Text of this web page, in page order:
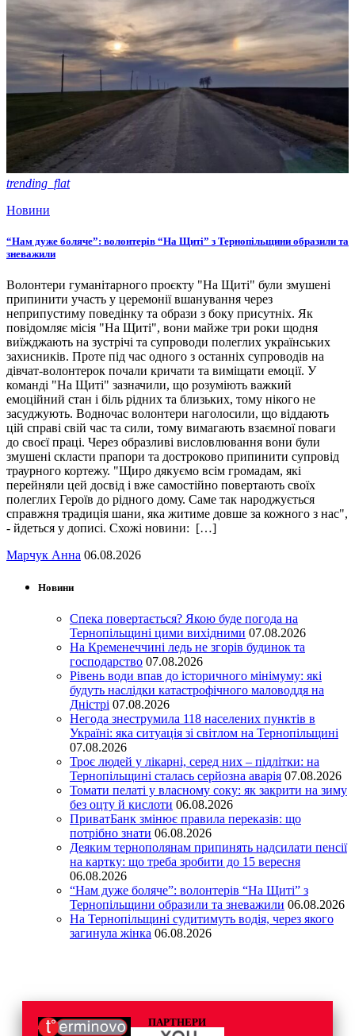
trending_flat
Новини
“Нам дуже боляче”: волонтерів “На Щиті” з Тернопільщини образили та
зневажили
Волонтери гуманітарного проєкту "На Щиті" були змушені
припинити участь у церемонії вшанування через
неприпустиму поведінку та образи з боку присутніх. Як
повідомляє місія "На Щиті", вони майже три роки щодня
виїжджають на зустрічі та супроводи полеглих українських
захисників. Проте під час одного з останніх супроводів на
дівчат-волонтерок почали кричати та виміщати емоції. У
команді "На Щиті" зазначили, що розуміють важкий
емоційний стан і біль рідних та близьких, тому нікого не
засуджують. Водночас волонтери наголосили, що віддають
цій справі свій час та сили, тому вимагають взаємної поваги
до своєї праці. Через образливі висловлювання вони були
змушені скласти прапори та достроково припинити супровід
траурного кортежу. "Щиро дякуємо всім громадам, які
перейняли цей досвід і вже самостійно повертають своїх
полеглих Героїв до рідного дому. Саме так народжується
справжня традиція шани, яка житиме довше за кожного з нас",
- йдеться у дописі. Схожі новини: […]
Марчук Анна 06.08.2026
Новини
Спека повертається? Якою буде погода на
Тернопільщині цими вихідними 07.08.2026
На Кременеччині ледь не згорів будинок та
господарство 07.08.2026
Рівень води впав до історичного мінімуму: які
будуть наслідки катастрофічного маловоддя на
Дністрі 07.08.2026
Негода знеструмила 118 населених пунктів в
Україні: яка ситуація зі світлом на Тернопільщині
07.08.2026
Троє людей у лікарні, серед них – підлітки: на
Тернопільщині сталась серйозна аварія 07.08.2026
Томати пелаті у власному соку: як закрити на зиму
без оцту й кислоти 06.08.2026
ПриватБанк змінює правила переказів: що
потрібно знати 06.08.2026
Деяким тернополянам припинять надсилати пенсії
на картку: що треба зробити до 15 вересня
06.08.2026
“Нам дуже боляче”: волонтерів “На Щиті” з
Тернопільщини образили та зневажили 06.08.2026
На Тернопільщині судитимуть водія, через якого
загинула жінка 06.08.2026
ПАРТНЕРИ